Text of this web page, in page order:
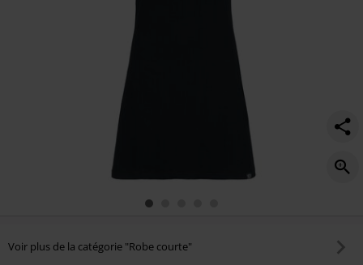
Voir plus de la catégorie "Robe courte"